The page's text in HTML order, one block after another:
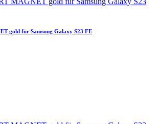
gold für Samsung Galaxy S23 FE